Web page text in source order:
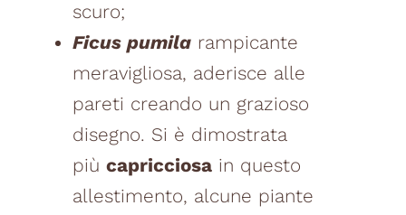
scuro;
Ficus pumila rampicante
meravigliosa, aderisce alle
pareti creando un grazioso
disegno. Si è dimostrata
più capricciosa in questo
allestimento, alcune piante